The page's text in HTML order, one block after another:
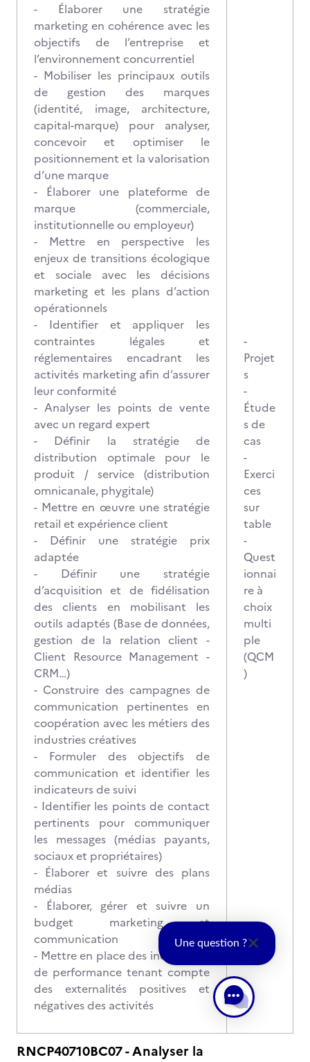
- Élaborer une stratégie
marketing en cohérence avec les
objectifs de l’entreprise et
l’environnement concurrentiel
- Mobiliser les principaux outils
de gestion des marques
(identité, image, architecture,
capital-marque) pour analyser,
concevoir et optimiser le
positionnement et la valorisation
d’une marque
- Élaborer une plateforme de
marque (commerciale,
institutionnelle ou employeur)
- Mettre en perspective les
enjeux de transitions écologique
et sociale avec les décisions
marketing et les plans d’action
opérationnels
- Identifier et appliquer les
contraintes légales et
réglementaires encadrant les
activités marketing afin d’assurer
leur conformité
- Analyser les points de vente
avec un regard expert
- Définir la stratégie de
distribution optimale pour le
produit / service (distribution
omnicanale, phygitale)
- Mettre en œuvre une stratégie
retail et expérience client
- Définir une stratégie prix
adaptée
- Définir une stratégie
d’acquisition et de fidélisation
des clients en mobilisant les
outils adaptés (Base de données,
gestion de la relation client -
Client Resource Management -
CRM…)
- Construire des campagnes de
communication pertinentes en
coopération avec les métiers des
industries créatives
- Formuler des objectifs de
communication et identifier les
indicateurs de suivi
- Identifier les points de contact
pertinents pour communiquer
les messages (médias payants,
sociaux et propriétaires)
- Élaborer et suivre des plans
médias
- Élaborer, gérer et suivre un
budget marketing et
communication
- Mettre en place des indicateurs
de performance tenant compte
des externalités positives et
négatives des activités
-
Projet
s
-
Étude
s de
cas
-
Exerci
ces
sur
table
-
Quest
ionnai
re à
choix
multi
ple
(QCM
)
RNCP40710BC07 - Analyser la
Une question ?